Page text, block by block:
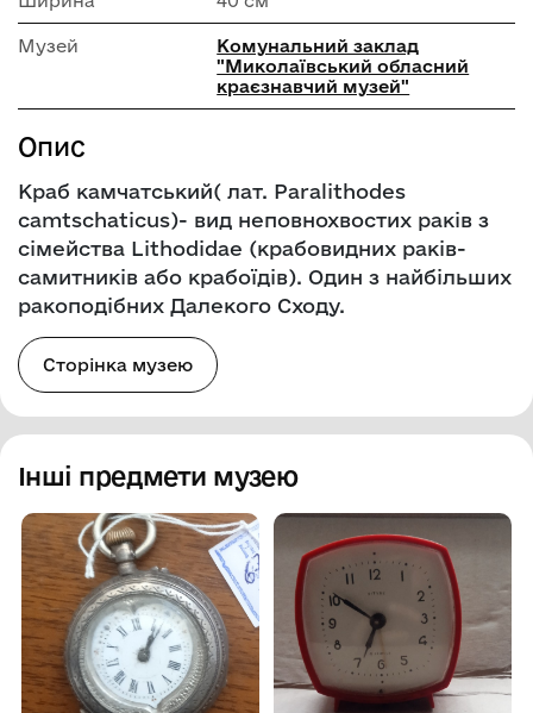
Музей
Комунальний заклад
"Миколаївський обласний
краєзнавчий музей"
Опис
Краб камчатський( лат. Paralithodes
camtschaticus)- вид неповнохвостих раків з
сімейства Lithodidae (крабовидних раків-
самитників або крабоїдів). Один з найбільших
ракоподібних Далекого Сходу.
Сторінка музею
Інші предмети музею